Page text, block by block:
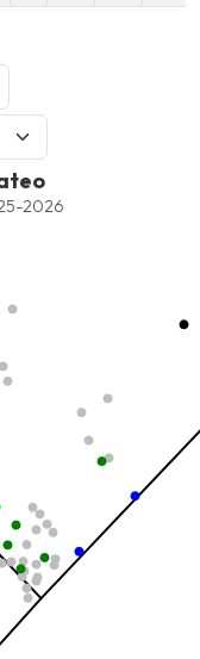
Data ranges from -
Data ranges from -
2026